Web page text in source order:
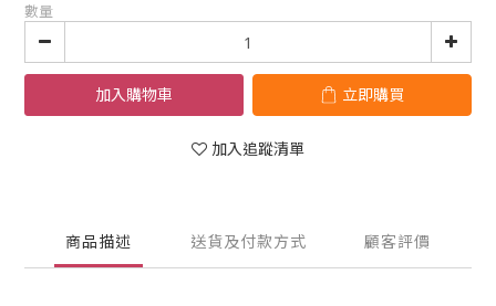
數量
加入購物車 立即購買
加入追蹤清單
商品描述 送貨及付款方式 顧客評價